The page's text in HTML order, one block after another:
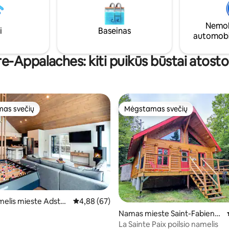
ramybės prieglobstis,
atsipalaiduoti ir pailsėti
CITQ: 315159
Solästä: šviesa kaip prieglobstis.
Leidžiama apsistoti su
Baseinas
Appalaches: kiti puikūs būstai
svečių
svečių
mieste Adstoc
Vidutinis įvertinimas: 4,88 iš 5, atsiliepimų: 67
4,88 (67)
Mėgstamas svečių
Mėgstamas svečių
Namas mieste Saint-Fabien-d
e-Panet
La Sainte Paix poilsio namelis